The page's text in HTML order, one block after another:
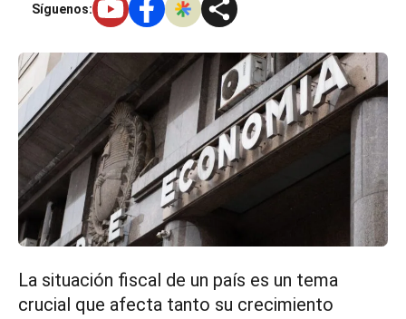
Síguenos:
La situación fiscal de un país es un tema
crucial que afecta tanto su crecimiento